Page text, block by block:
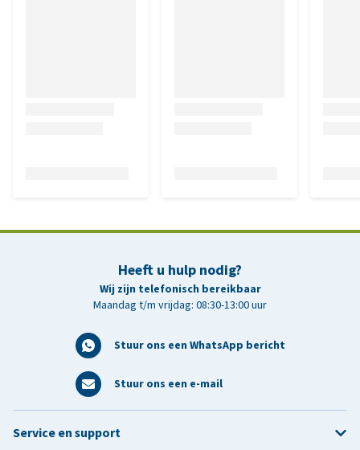
Heeft u hulp nodig?
Wij zijn telefonisch bereikbaar
Maandag t/m vrijdag: 08:30-13:00 uur
Stuur ons een WhatsApp bericht
Stuur ons een e-mail
Service en support